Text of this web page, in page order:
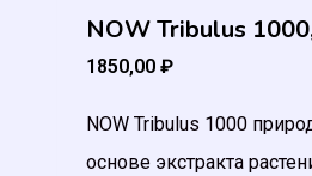
NOW Tribulus
1850,00 ₽
NOW Tribulus 1000
основе экстракта